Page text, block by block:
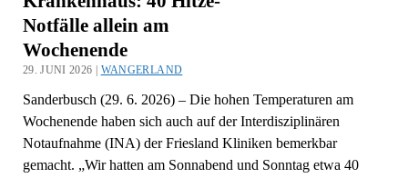
Notfälle allein am
Wochenende
29. JUNI 2026 | WANGERLAND
Sanderbusch (29. 6. 2026) – Die hohen Temperaturen am
Wochenende haben sich auch auf der Interdisziplinären
Notaufnahme (INA) der Friesland Kliniken bemerkbar
gemacht. „Wir hatten am Sonnabend und Sonntag etwa 40